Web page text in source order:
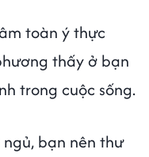
toàn ý thực
thấy ở bạn
trong cuộc sống.
bạn nên thư